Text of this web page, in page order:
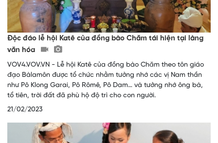
Độc đáo lễ hội Katê của đồng bào Chăm tái hiện tại làng
văn hóa
VOV4.VOV.VN - Lễ hội Katê của đồng bào Chăm theo tôn giáo
đạo Bàlamôn được tổ chức nhằm tưởng nhớ các vị Nam thần
như Pô Klong Garai, Pô Rômê, Pô Dam… và tưởng nhớ ông bà,
tổ tiên, trời đất đã phù hộ độ trì cho con người.
21/02/2023